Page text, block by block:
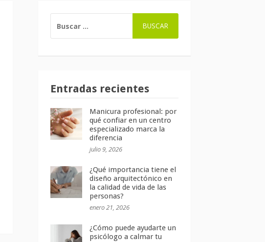
Entradas recientes
Manicura profesional: por
qué confiar en un centro
especializado marca la
diferencia
julio 9, 2026
¿Qué importancia tiene el
diseño arquitectónico en
la calidad de vida de las
personas?
enero 21, 2026
¿Cómo puede ayudarte un
psicólogo a calmar tu